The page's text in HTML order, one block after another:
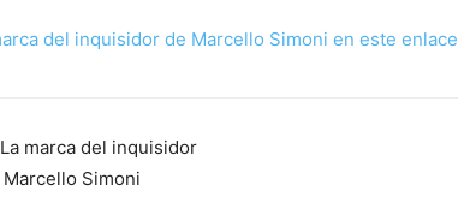
del inquisidor de Marcello Simoni en este enlace
La marca del inquisidor
Marcello Simoni